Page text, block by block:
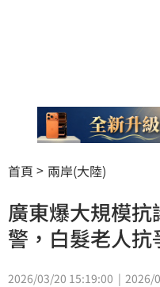
首頁 兩岸(大陸)
廣東爆大規模
警，白髮老人
2026/03/20 15:19:00 2026/